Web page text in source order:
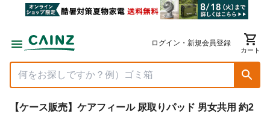
ログイン・新規会員登録
カート
【ケース販売】ケアフィール 尿取りパッド 男女共用 約2